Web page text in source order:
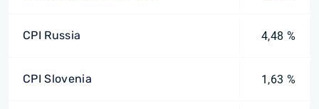
CPI Russia 4,48 %
CPI Slovenia 1,63 %